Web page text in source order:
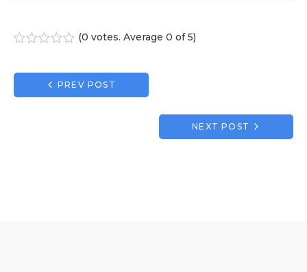
(0 votes. Average 0 of 5)
Navigation
de
PREV POST
NEXT POST